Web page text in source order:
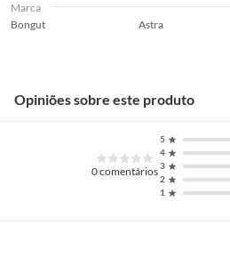
Marca
Bongut
Astra
Opiniões sobre este produto
0comentários
1
2
3
4
5